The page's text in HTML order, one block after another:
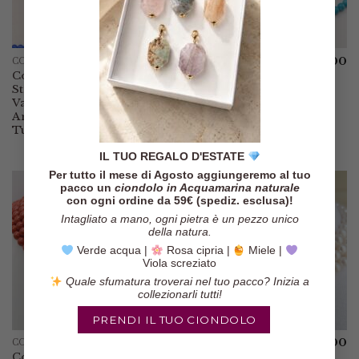
IL TUO REGALO D'ESTATE
Per tutto il mese di Agosto aggiungeremo al tuo
pacco un ciondolo in Acquamarina naturale
con ogni ordine da 59€ (spediz. esclusa)!
Intagliato a mano, ogni pietra è un pezzo unico
della natura.
Verde acqua |
Rosa cipria |
Miele |
Viola screziato
Quale sfumatura troverai nel tuo pacco? Inizia a
collezionarli tutti!
PRENDI IL TUO CIONDOLO
COLLANE
Collana Girocollo
Stretto 10
Varianti Giada
Angelite Kunzite
Turchese Ecc
35.00 COLLANE
Collana Girocollo
Stretto 5 Varianti
Giada Angelite
Onice Lavanda
Quarzo Rosa
35.00
COLLANE 149.00